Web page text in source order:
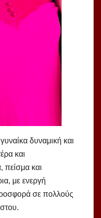
γυναίκα δυναμική και
και
πείσμα και
με ενεργή
σε πολλούς